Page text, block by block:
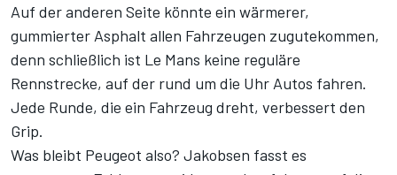
Auf der anderen Seite könnte ein wärmerer,
gummierter Asphalt allen Fahrzeugen zugutekommen,
denn schließlich ist Le Mans keine reguläre
Rennstrecke, auf der rund um die Uhr Autos fahren.
Jede Runde, die ein Fahrzeug dreht, verbessert den
Grip.
Was bleibt Peugeot also? Jakobsen fasst es